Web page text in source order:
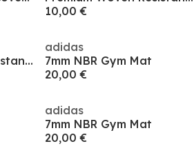
10,00 €
Premium Woven Resistance Band Trio
adidas
7mm NBR Gym Mat
20,00 €
adidas
7mm NBR Gym Mat
20,00 €